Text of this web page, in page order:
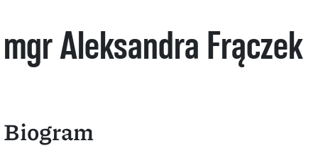
mgr Aleksandra Frączek
Biogram